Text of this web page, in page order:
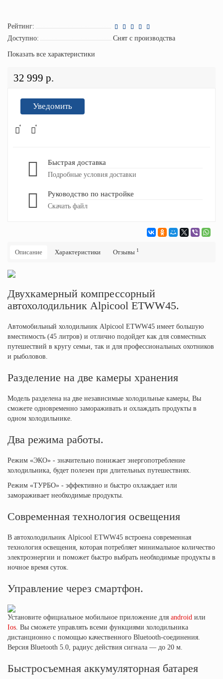
Рейтинг:
Доступно:
Снят с производства
Показать все характеристики
32 999 р.
Уведомить
Быстрая доставка
Подробные условия доставки
Руководство по настройке
Скачать файл
Описание Характеристики Отзывы 1
Двухкамерный компрессорный
автохолодильник Alpicool ETWW45.
Автомобильный холодильник Alpicool ETWW45 имеет большую
вместимость (45 литров) и отлично подойдет как для совместных
путешествий в кругу семьи, так и для профессиональных охотников
и рыболовов.
Разделение на две камеры хранения
Модель разделена на две независимые холодильные камеры, Вы
сможете одновременно замораживать и охлаждать продукты в
одном холодильнике.
Два режима работы.
Режим «ЭКО» - значительно понижает энергопотребление
холодильника, будет полезен при длительных путешествиях.
Режим «ТУРБО» - эффективно и быстро охлаждает или
замораживает необходимые продукты.
Современная технология освещения
В автохолодильник Alpicool ETWW45 встроена современная
технология освещения, которая потребляет минимальное количество
электроэнергии и поможет быстро выбрать необходимые продукты в
ночное время суток.
Управление через смартфон.
Установите официальное мобильное приложение для android или
Ios. Вы сможете управлять всеми функциями холодильника
дистанционно с помощью качественного Bluetooth-соединения.
Версия Bluetooth 5.0, радиус действия сигнала — до 20 м.
Быстросъемная аккумуляторная батарея